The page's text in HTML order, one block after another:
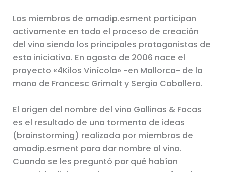
Los miembros de amadip.esment participan
activamente en todo el proceso de creación
del vino siendo los principales protagonistas de
esta iniciativa. En agosto de 2006 nace el
proyecto «4Kilos Vinícola» -en Mallorca- de la
mano de Francesc Grimalt y Sergio Caballero.
El origen del nombre del vino Gallinas & Focas
es el resultado de una tormenta de ideas
(brainstorming) realizada por miembros de
amadip.esment para dar nombre al vino.
Cuando se les preguntó por qué habían